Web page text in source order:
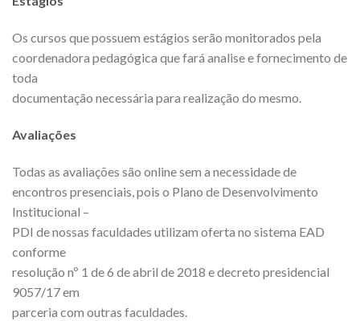
Os cursos que possuem estágios serão monitorados pela
coordenadora pedagógica que fará analise e fornecimento de
toda
documentação necessária para realização do mesmo.
Avaliações
Todas as avaliações são online sem a necessidade de
encontros presenciais, pois o Plano de Desenvolvimento
Institucional –
PDI de nossas faculdades utilizam oferta no sistema EAD
conforme
resolução nº 1 de 6 de abril de 2018 e decreto presidencial
9057/17 em
parceria com outras faculdades.